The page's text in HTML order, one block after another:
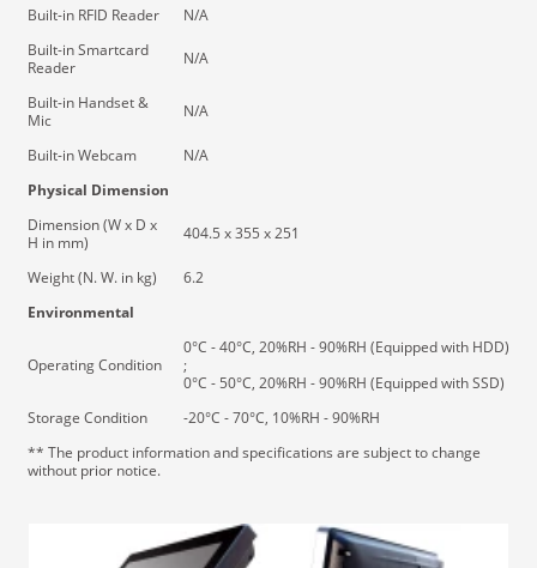
Built-in RFID Reader
N/A
Built-in Smartcard
Reader
N/A
Built-in Handset &
Mic
N/A
Built-in Webcam
N/A
Physical Dimension
Dimension (W x D x
H in mm)
404.5 x 355 x 251
Weight (N. W. in kg)
6.2
Environmental
Operating Condition
0°C - 40°C, 20%RH - 90%RH (Equipped with HDD)
;
0°C - 50°C, 20%RH - 90%RH (Equipped with SSD)
Storage Condition
-20°C - 70°C, 10%RH - 90%RH
** The product information and specifications are subject to change
without prior notice.